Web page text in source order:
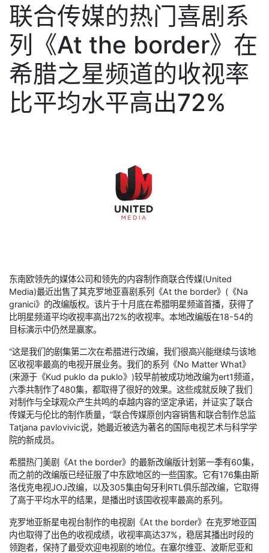
联合传媒的热门喜剧系
列《At the border》在
希腊之星频道的收视率
比平均水平高出72%
东南欧领先的媒体公司和领先的内容制作商联合传媒(United
Media)最近出售了其克罗地亚喜剧系列《At the border》(《Na
granici》的改编版权。该片于十月底在希腊明星频道首播，获得了
比明星频道平均收视率高出72%的收视率。本地改编版在18-54的
目标演示中仍然是赢家。
“这是我们的剧集第二次在希腊进行改编，我们很高兴能继续与该地
区收视率最高的电视开展业务。我们的系列《No Matter What》
(来源于《Kud puklo da puklo》)较早前被成功地改编为ert1频道，
六季共制作了480集，都取得了很好的效果。这些成就反映了我们
对制作与全球观众产生共鸣的卓越内容的坚定承诺，并证实了联合
传媒无与伦比的制作质量，”联合传媒原创内容销售和联合制作总监
Tatjana pavlovivic说，她最近被选为著名的国际电视艺术与科学学
院的新成员。
希腊热门美剧《At the border》的最新改编版计划第一季有60集，
而之前的改编版已经征服了中东欧地区的一些国家。它有176集由斯
洛伐克电视JOJ改编，以及305集由匈牙利RTL俱乐部改编，它取得
了高于平均水平的结果，是播出时该国收视率最高的系列。
克罗地亚新星电视台制作的电视剧《At the border》在克罗地亚国
内也取得了出色的收视成绩，收视率高达37%，稳居其播出时段的
领跑者，保持了最受欢迎电视剧的地位。在塞尔维亚、波斯尼亚和